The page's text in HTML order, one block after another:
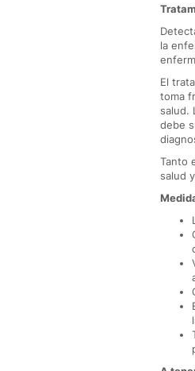
la
El
toma
salud.
debe
Tanto
salud